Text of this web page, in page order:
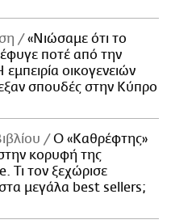
«Νιώσαμε ότι το
έφυγε ποτέ από την
οικογενειών
σπουδές στην Κύπρο
Ο «Καθρέφτης»
κορυφή της
Τι τον ξεχώρισε
μεγάλα best sellers;